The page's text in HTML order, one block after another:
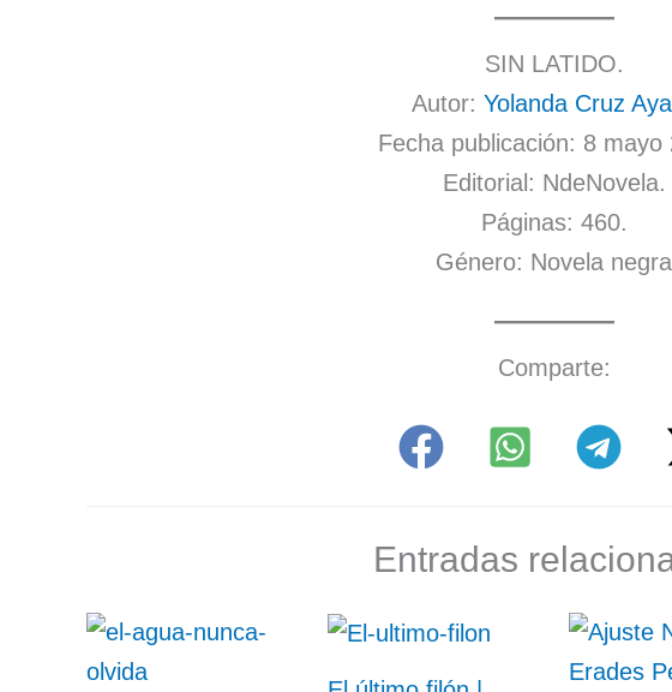
SIN LATIDO.
Autor: Yolanda Cruz
Fecha publicación: 8 mayo
Editorial: NdeNovela.
Páginas: 460.
Género: Novela negra
Comparte:
Entradas